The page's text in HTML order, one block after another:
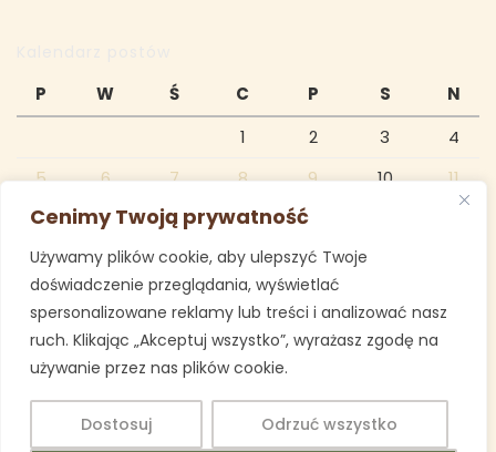
Cenimy Twoją prywatność
Używamy plików cookie, aby ulepszyć Twoje
doświadczenie przeglądania, wyświetlać
spersonalizowane reklamy lub treści i analizować nasz
ruch. Klikając „Akceptuj wszystko”, wyrażasz zgodę na
używanie przez nas plików cookie.
Dostosuj Odrzuć wszystko
maj 2025
P W Ś C P S
N
1
2 3
4
5
6 7 8 9 10
11
12
13 14 15 16
19
20 21 22 23
27 28 29 30